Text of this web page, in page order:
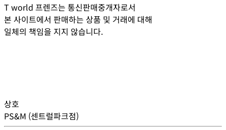
T world 프렌즈는 통신판매중개자로서
본 사이트에서 판매하는 상품 및 거래에 대해
일체의 책임을 지지 않습니다.
상호
PS&M (센트럴파크점)